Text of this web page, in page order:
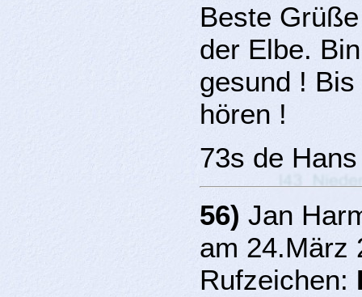
Beste
der Elbe.
gesund !
hören !
73s de
56) Jan
am 24.März
Rufzeichen: